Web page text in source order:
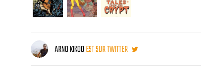
ARNO KIKOOEST SUR TWITTER